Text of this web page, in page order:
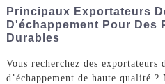
Principaux Exportateurs
D'échappement Pour Des
Durables
Vous recherchez des exportateurs
d’échappement de haute qualité